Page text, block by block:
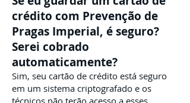
crédito com Prevenção de
Pragas Imperial, é seguro?
Serei cobrado
automaticamente?
Sim, seu cartão de crédito está seguro
em um sistema criptografado e os
técnicos não terão acesso a esses